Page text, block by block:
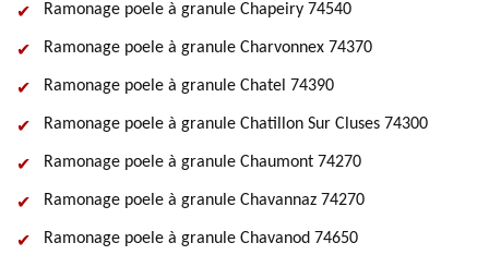
Ramonage poele à granule Chapeiry 74540
Ramonage poele à granule Charvonnex 74370
Ramonage poele à granule Chatel 74390
Ramonage poele à granule Chatillon Sur Cluses 74300
Ramonage poele à granule Chaumont 74270
Ramonage poele à granule Chavannaz 74270
Ramonage poele à granule Chavanod 74650